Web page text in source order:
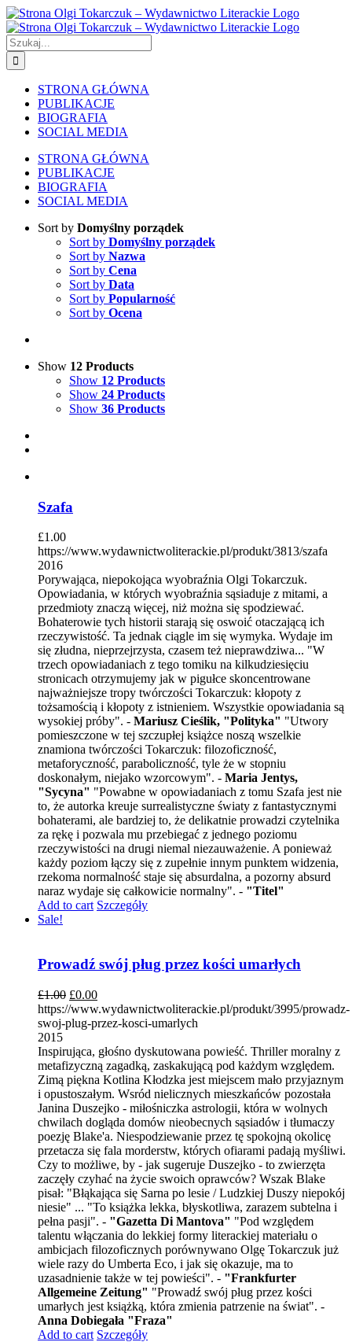
Skip
to
content
Szukaj
STRONA GŁÓWNA
PUBLIKACJE
BIOGRAFIA
SOCIAL MEDIA
STRONA GŁÓWNA
PUBLIKACJE
BIOGRAFIA
SOCIAL MEDIA
Sort by Domyślny porządek
Sort by Domyślny porządek
Sort by Nazwa
Sort by Cena
Sort by Data
Sort by Popularność
Sort by Ocena
Show 12 Products
Show 12 Products
Show 24 Products
Show 36 Products
Szafa
£1.00
https://www.wydawnictwoliterackie.pl/produkt/3813/szafa
2016
Porywająca, niepokojąca wyobraźnia Olgi Tokarczuk.
Opowiadania, w których wyobraźnia sąsiaduje z mitami, a
przedmioty znaczą więcej, niż można się spodziewać.
Bohaterowie tych historii starają się oswoić otaczającą ich
rzeczywistość. Ta jednak ciągle im się wymyka. Wydaje im
się złudna, nieprzejrzysta, czasem też nieprawdziwa... "W
trzech opowiadaniach z tego tomiku na kilkudziesięciu
stronicach otrzymujemy jak w pigułce skoncentrowane
najważniejsze tropy twórczości Tokarczuk: kłopoty z
tożsamością i kłopoty z istnieniem. Wszystkie opowiadania są
wysokiej próby". - Mariusz Cieślik, "Polityka" "Utwory
pomieszczone w tej szczupłej książce noszą wszelkie
znamiona twórczości Tokarczuk: filozoficzność,
metaforyczność, paraboliczność, tyle że w stopniu
doskonałym, niejako wzorcowym". - Maria Jentys,
"Sycyna" "Powabne w opowiadaniach z tomu Szafa jest nie
to, że autorka kreuje surrealistyczne światy z fantastycznymi
bohaterami, ale bardziej to, że delikatnie prowadzi czytelnika
za rękę i pozwala mu przebiegać z jednego poziomu
rzeczywistości na drugi niemal niezauważenie. A ponieważ
każdy poziom łączy się z zupełnie innym punktem widzenia,
rzekoma normalność staje się absurdalna, a pozorny absurd
naraz wydaje się całkowicie normalny". - "Titel"
Add to cart Szczegóły
Sale!
Prowadź swój pług przez kości umarłych
£1.00 £0.00
https://www.wydawnictwoliterackie.pl/produkt/3995/prowadz-
swoj-plug-przez-kosci-umarlych
2015
Inspirująca, głośno dyskutowana powieść. Thriller moralny z
metafizyczną zagadką, zaskakującą pod każdym względem.
Zimą piękna Kotlina Kłodzka jest miejscem mało przyjaznym
i opustoszałym. Wsród nielicznych mieszkańców pozostała
Janina Duszejko - miłośniczka astrologii, która w wolnych
chwilach dogląda domów nieobecnych sąsiadów i tłumaczy
poezję Blake'a. Niespodziewanie przez tę spokojną okolicę
przetacza się fala morderstw, których ofiarami padają myśliwi.
Czy to możliwe, by - jak sugeruje Duszejko - to zwierzęta
zaczęły czyhać na życie swoich oprawców? Wszak Blake
pisał: "Błąkająca się Sarna po lesie / Ludzkiej Duszy niepokój
niesie" ... "To książka lekka, błyskotliwa, zarazem subtelna i
pełna pasji". - "Gazetta Di Mantova" "Pod względem
talentu włączania do lekkiej formy literackiej materiału o
ambicjach filozoficznych porównywano Olgę Tokarczuk już
wiele razy do Umberta Eco, i jak się okazuje, ma to
uzasadnienie także w tej powieści". - "Frankfurter
Allgemeine Zeitung" "Prowadź swój pług przez kości
umarłych jest książką, która zmienia patrzenie na świat". -
Anna Dobiegała "Fraza"
Add to cart Szczegóły